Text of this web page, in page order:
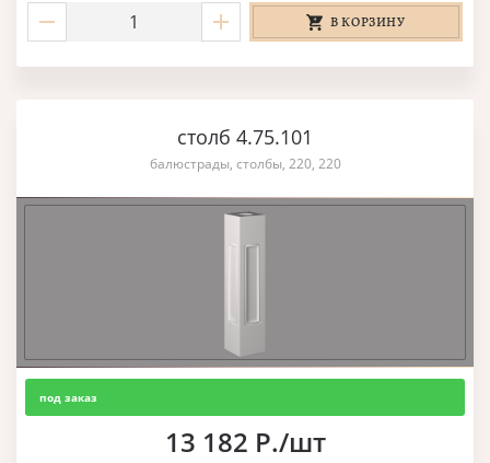
В КОРЗИНУ
столб 4.75.101
балюстрады, столбы, 220, 220
под заказ
13 182 Р./шт